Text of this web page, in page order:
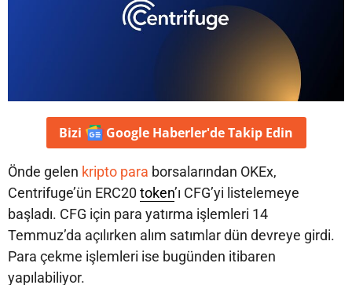
Bizi Google Haberler'deTakip Edin
Önde gelen kripto para borsalarından OKEx,
Centrifuge’ün ERC20 token’ı CFG’yi listelemeye
başladı. CFG için para yatırma işlemleri 14
Temmuz’da açılırken alım satımlar dün devreye girdi.
Para çekme işlemleri ise bugünden itibaren
yapılabiliyor.